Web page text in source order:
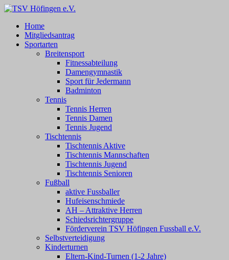
Zum
springen
TSV Höfingen e.V.
TSV Höfingen e.V.
Home
Mitgliedsantrag
Sportarten
Breitensport
Fitnessabteilung
Damengymnastik
Sport für Jedermann
Badminton
Tennis
Tennis Herren
Tennis Damen
Tennis Jugend
Tischtennis
Tischtennis Aktive
Tischtennis Mannschaften
Tischtennis Jugend
Tischtennis Senioren
Fußball
aktive Fussballer
Hufeisenschmiede
AH – Attraktive Herren
Schiedsrichtergruppe
Förderverein TSV Höfingen Fussball e.V.
Selbstverteidigung
Kinderturnen
Eltern-Kind-Turnen (1-2 Jahre)